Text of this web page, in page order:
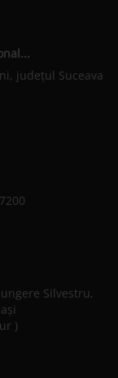
judeţul Suceava
Silvestru,
)